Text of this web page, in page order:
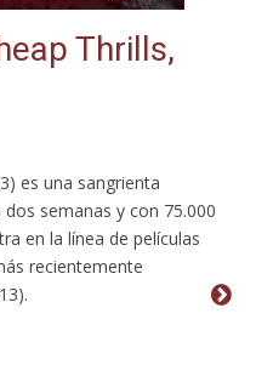
Thrills,
es una sangrienta
semanas y con 75.000
en la línea de películas
recientemente